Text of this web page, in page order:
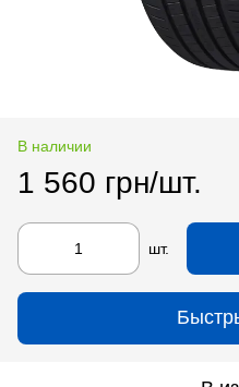
В наличии
1 560 грн/шт.
шт.